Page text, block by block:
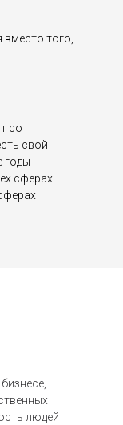
того,
со
свой
годы
сферах
людей